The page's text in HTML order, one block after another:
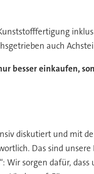
auch
besser einkaufen,
diskutiert und mit
Das sind
sorgen dafür,